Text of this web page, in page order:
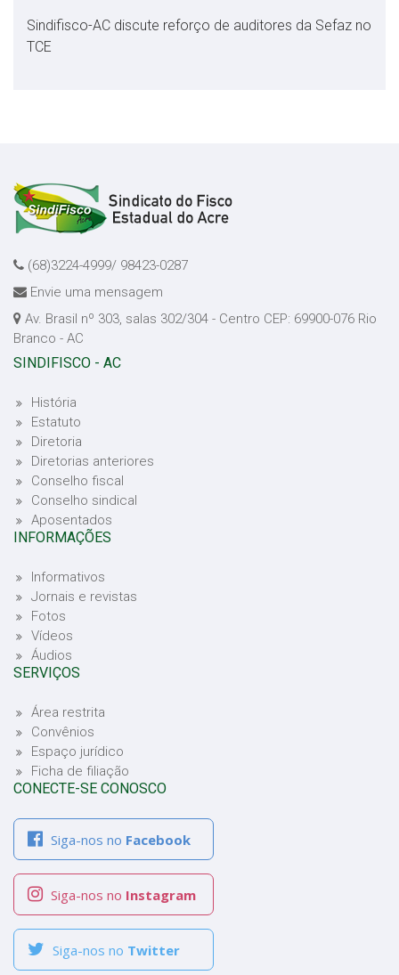
Sindifisco-AC discute reforço de auditores da Sefaz no
TCE
(68)3224-4999/ 98423-0287
Envie uma mensagem
Av. Brasil nº 303, salas 302/304 - Centro CEP: 69900-076 Rio
Branco - AC
SINDIFISCO - AC
História
Estatuto
Diretoria
Diretorias anteriores
Conselho fiscal
Conselho sindical
Aposentados
INFORMAÇÕES
Informativos
Jornais e revistas
Fotos
Vídeos
Áudios
SERVIÇOS
Área restrita
Convênios
Espaço jurídico
Ficha de filiação
CONECTE-SE CONOSCO
Siga-nos no Facebook
Siga-nos no Instagram
Siga-nos no Twitter